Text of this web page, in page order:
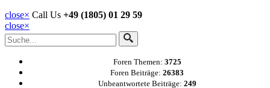
close× Call Us +49 (1805) 01 29 59
close×
Foren Themen: 3725
Foren Beiträge: 26383
Unbeantwortete Beiträge: 249